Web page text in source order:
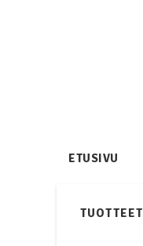
ETUSIVU
TUOTTEET